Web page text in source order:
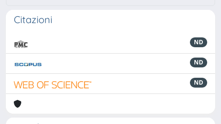
Citazioni
ND
ND
ND